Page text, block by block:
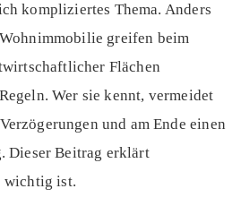
kompliziertes Thema. Anders
greifen beim
Flächen
Wer sie kennt, vermeidet
und am Ende einen
Dieser Beitrag erklärt
wichtig ist.